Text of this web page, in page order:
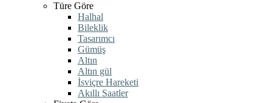
Türe Göre
Halhal
Bileklik
Tasarımcı
Gümüş
Altın
Altın gül
İsviçre Hareketi
Akıllı Saatler